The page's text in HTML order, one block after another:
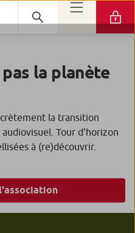
pas la planète
la transition
Tour d’horizon
à (re)découvrir.